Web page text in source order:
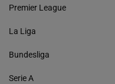
Premier League
La Liga
Bundesliga
Serie A